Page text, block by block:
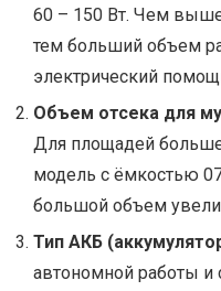
60 – 150 Вт. Чем
тем больший объем
электрический
Объем отсека для
Для площадей
модель с ёмкостью
большой объем
Тип АКБ
автономной работы